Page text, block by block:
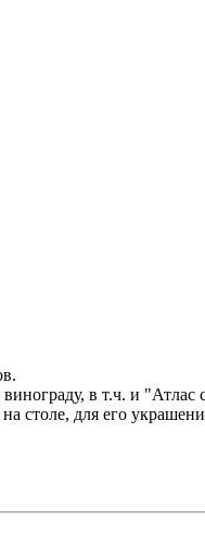
в т.ч. и "Атлас
столе, для его